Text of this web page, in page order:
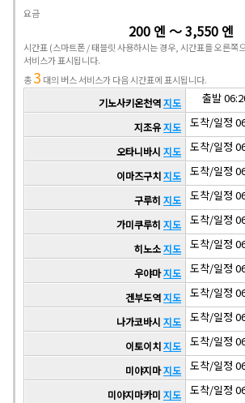
요금
200 엔 ～ 3,550 엔
시간표(스마트폰 / 태블릿 사용하시는 경우, 시간표를 오른쪽
서비스가 표시됩니다.
총3 대의 버스 서비스가 다음 시간표에 표시됩니다.
기노사키온천역지도 출발
지조유지도 도착/일정
오타니바시 지도 도착/일정
이마즈구치지도 도착/일정
구루히 지도 도착/일정
가미쿠루히 지도 도착/일정
히노소지도 도착/일정
우야마지도 도착/일정
겐부도역지도 도착/일정
나가코바시 지도 도착/일정
이토이치지도 도착/일정
미야지마지도 도착/일정
미야지마카미 지도 도착/일정